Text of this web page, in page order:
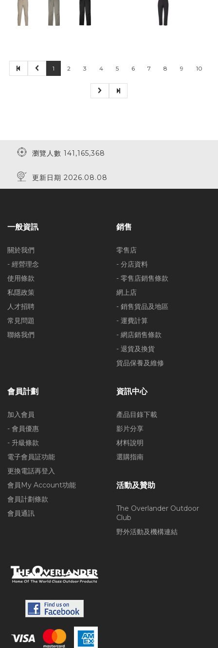
1 2 3 4 5 6 7 8 9 10
瀏覽人數 141,165,368
更新日期 2026.08.08
一般資訊
關於我們
- 經營理念
使用條款
私隱政策
人才招聘
常見問題
聯絡我們
銷售
零售店
- 分店資料
- 零售店銷售條款
網上店
- 銷售貨品及地區
- 運費計算
- 網店銷售條款
- 退貨及換貨
貨品保養及維修
會員計劃
加入會員
- 會員優惠
- 升級條款
電子會員証功能
更換電話再登入
會員My Account功能
會員計劃條款
會員通訊
資訊中心
產品目錄下載
影片分享
材料說明
選購指南
活動及贊助
The Overlander Outdoor
Club
野外活動及機構連結